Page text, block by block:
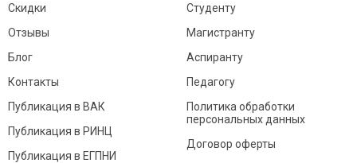
Скидки
Отзывы
Блог
Контакты
Студенту
Магистранту
Аспиранту
Педагогу
Публикация в ВАК
Публикация в РИНЦ
Публикация в ЕГПНИ
Политика обработки
персональных данных
Договор оферты